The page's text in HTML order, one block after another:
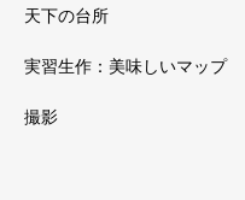
天下の台所
実習生作：美味しいマップ
撮影